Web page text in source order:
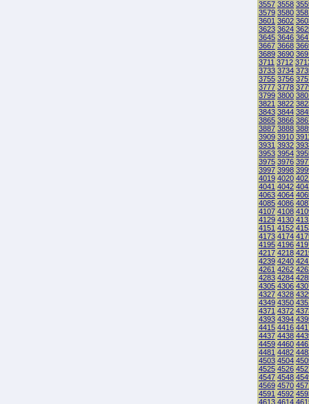
3557 3558
3579 3580
3601 3602
3623 3624
3645 3646
3667 3668
3689 3690
3711 3712
3733 3734
3755 3756
3777 3778
3799 3800
3821 3822
3843 3844
3865 3866
3887 3888
3909 3910
3931 3932
3953 3954
3975 3976
3997 3998
4019 4020
4041 4042
4063 4064
4085 4086
4107 4108
4129 4130
4151 4152
4173 4174
4195 4196
4217 4218
4239 4240
4261 4262
4283 4284
4305 4306
4327 4328
4349 4350
4371 4372
4393 4394
4415 4416
4437 4438
4459 4460
4481 4482
4503 4504
4525 4526
4547 4548
4569 4570
4591 4592
4613 4614